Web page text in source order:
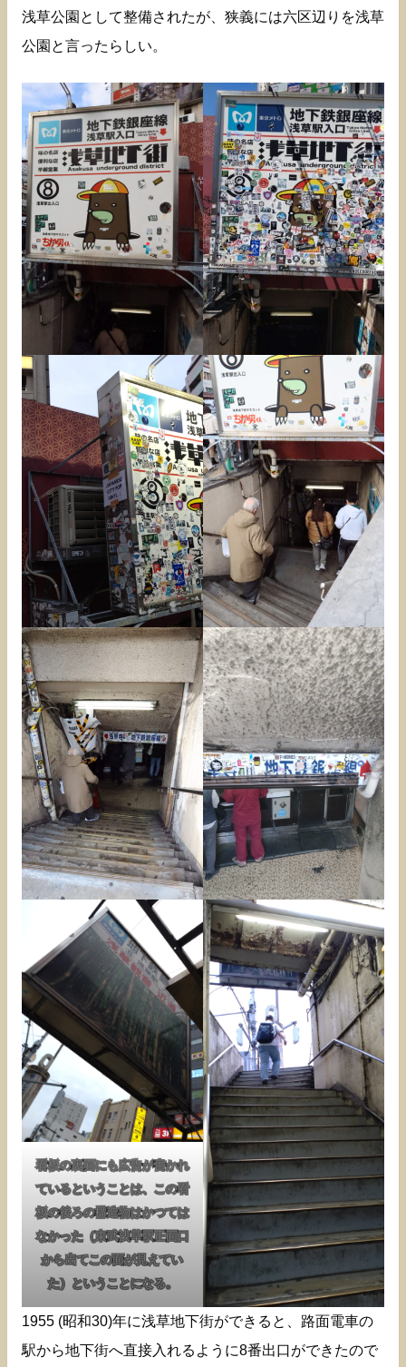
浅草公園として整備されたが、狭義には六区辺りを浅草
公園と言ったらしい。
看板の裏面にも広告が書かれ
ているということは、この看
板の後ろの構造物はかつては
なかった（東武浅草駅正面口
から出てこの面が見えてい
た）ということになる。
1955 (昭和30)年に浅草地下街ができると、路面電車の
駅から地下街へ直接入れるように8番出口ができたので